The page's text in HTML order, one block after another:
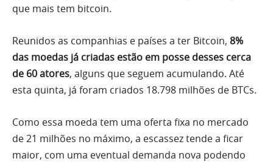
que mais tem bitcoin.
Reunidos as companhias e países a ter Bitcoin, 8%
das moedas já criadas estão em posse desses cerca
de 60 atores, alguns que seguem acumulando. Até
esta quinta, já foram criados 18.798 milhões de BTCs.
Como essa moeda tem uma oferta fixa no mercado
de 21 milhões no máximo, a escassez tende a ficar
maior, com uma eventual demanda nova podendo